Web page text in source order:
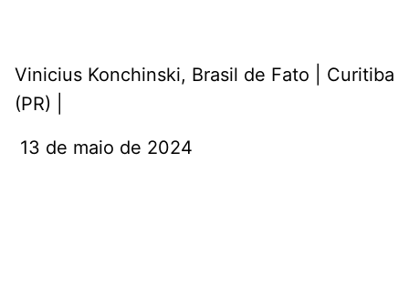
Vinicius Konchinski, Brasil de Fato | Curitiba
(PR) |
13 de maio de 2024